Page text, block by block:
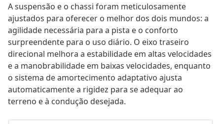
A suspensão e o chassi foram meticulosamente
ajustados para oferecer o melhor dos dois mundos: a
agilidade necessária para a pista e o conforto
surpreendente para o uso diário. O eixo traseiro
direcional melhora a estabilidade em altas velocidades
e a manobrabilidade em baixas velocidades, enquanto
o sistema de amortecimento adaptativo ajusta
automaticamente a rigidez para se adequar ao
terreno e à condução desejada.